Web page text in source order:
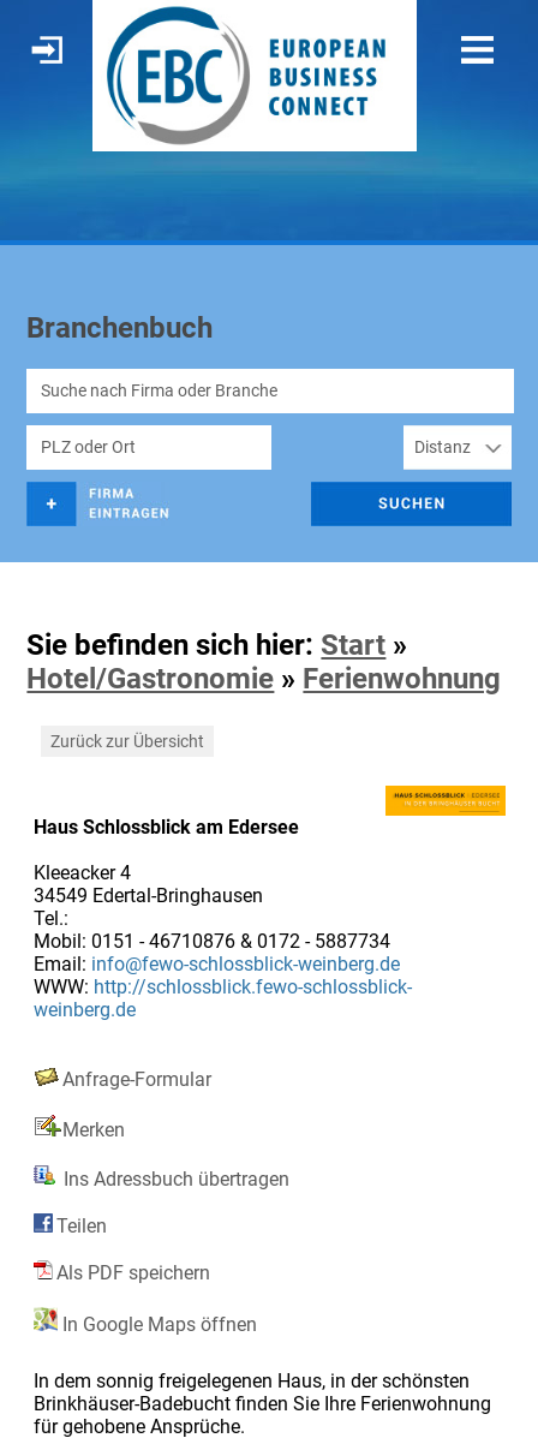
Branchenbuch
Sie befinden sich hier: Start »
Hotel/Gastronomie » Ferienwohnung
Zurück zur Übersicht
Haus Schlossblick am Edersee
Kleeacker 4
34549 Edertal-Bringhausen
Tel.:
Mobil: 0151 - 46710876 & 0172 - 5887734
Email: info@fewo-schlossblick-weinberg.de
WWW: http://schlossblick.fewo-schlossblick-
weinberg.de
Anfrage-Formular
Merken
Ins Adressbuch übertragen
Teilen
Als PDF speichern
In Google Maps öffnen
In dem sonnig freigelegenen Haus, in der schönsten
Brinkhäuser-Badebucht finden Sie Ihre Ferienwohnung
für gehobene Ansprüche.